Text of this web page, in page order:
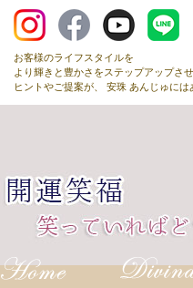
お客様のライフスタイルを
より輝きと豊かさをステップアップさ
ヒントやご提案が、 安珠 あんじゅには